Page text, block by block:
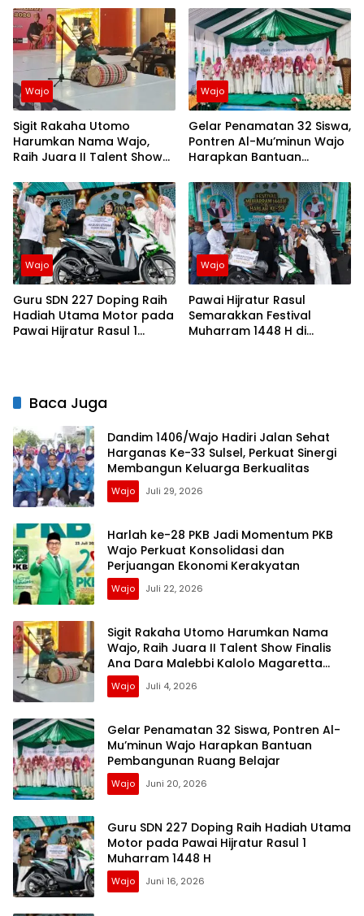
Berkualitas
Kerakyatan
Wajo
Sigit Rakaha Utomo
Harumkan Nama Wajo,
Raih Juara II Talent Show
Kalolo Magaretta
Sulselbar 2026
Wajo
Gelar Penamatan 32 Siswa,
Pontren Al-Mu’minun Wajo
Harapkan Bantuan
Belajar
Wajo
Guru SDN 227 Doping Raih
Hadiah Utama Motor pada
Pawai Hijratur Rasul 1
Wajo
Pawai Hijratur Rasul
Semarakkan Festival
Muharram 1448 H di
Baca Juga
Dandim 1406/Wajo Hadiri Jalan Sehat
Harganas Ke-33 Sulsel, Perkuat Sinergi
Membangun Keluarga Berkualitas
Wajo Juli 29, 2026
Harlah ke-28 PKB Jadi Momentum PKB
Wajo Perkuat Konsolidasi dan
Perjuangan Ekonomi Kerakyatan
Wajo Juli 22, 2026
Sigit Rakaha Utomo Harumkan Nama
Wajo, Raih Juara II Talent Show Finalis
Ana Dara Malebbi Kalolo Magaretta
Sulselbar 2026
Wajo Juli 4, 2026
Gelar Penamatan 32 Siswa, Pontren Al-
Mu’minun Wajo Harapkan Bantuan
Pembangunan Ruang Belajar
Wajo Juni 20, 2026
Guru SDN 227 Doping Raih Hadiah Utama
Motor pada Pawai Hijratur Rasul 1
Muharram 1448 H
Wajo Juni 16, 2026